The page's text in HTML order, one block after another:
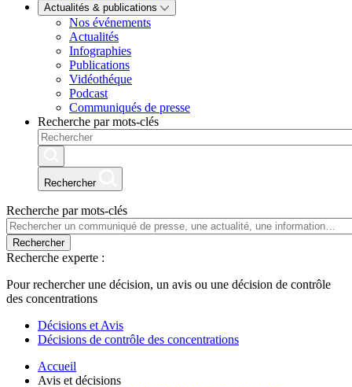
Actualités & publications
Nos événements
Actualités
Infographies
Publications
Vidéothéque
Podcast
Communiqués de presse
Recherche par mots-clés
Rechercher
Recherche par mots-clés
Rechercher
Recherche experte :
Pour rechercher une décision, un avis ou une décision de contrôle
des concentrations
Décisions et Avis
Décisions de contrôle des concentrations
Accueil
Avis et décisions